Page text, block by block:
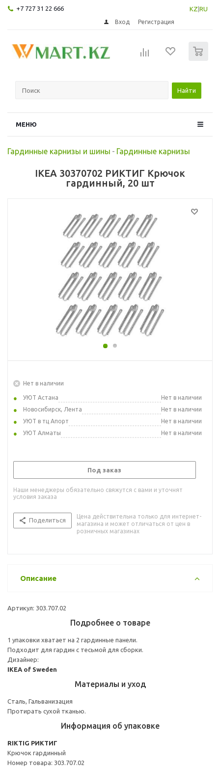
+7 727 31 22 666 KZ RU
Вход Регистрация
Найти
МЕНЮ
Гардинные карнизы и шины - Гардинные карнизы
IKEA 30370702 РИКТИГ Крючок
гардинный, 20 шт
Нет в наличии
УЮТ Астана
Нет в наличии
Новосибирск, Лента
Нет в наличии
УЮТ в тц Апорт
Нет в наличии
УЮТ Алматы
Нет в наличии
Под заказ
Наши менеджеры обязательно свяжутся с вами и уточнят
условия заказа
Поделиться
Цена действительна только для интернет-
магазина и может отличаться от цен в
розничных магазинах
Описание
Артикул: 303.707.02
Подробнее о товаре
1 упаковки хватает на 2 гардинные панели.
Подходит для гардин с тесьмой для сборки.
Дизайнер:
IKEA of Sweden
Материалы и уход
Сталь, Гальванизация
Протирать сухой тканью.
Информация об упаковке
RIKTIG РИКТИГ
Крючок гардинный
Номер товара: 303.707.02